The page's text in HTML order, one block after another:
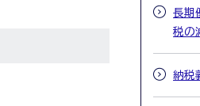
長期
税の
納税